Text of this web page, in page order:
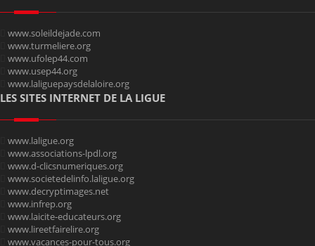
www.soleildejade.com
www.turmeliere.org
www.ufolep44.com
www.usep44.org
www.laliguepaysdelaloire.org
LES SITES INTERNET DE LA LIGUE
www.laligue.org
www.associations-lpdl.org
www.d-clicsnumeriques.org
www.societedelinfo.laligue.org
www.decryptimages.net
www.infrep.org
www.laicite-educateurs.org
www.lireetfairelire.org
www.vacances-pour-tous.org